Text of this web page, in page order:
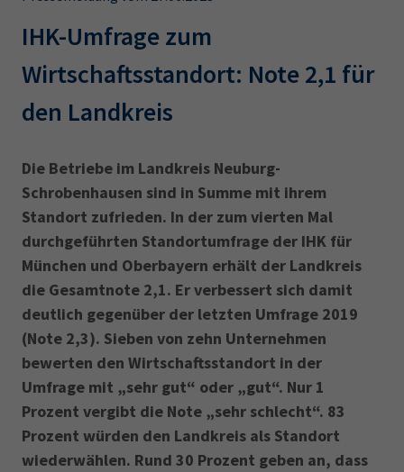
Leichte Sprache
IHK regional
Karriere
Presse
EN
IHK Akademie
Magazin Log-in
AdA
34d
Prüfungstermine
Wirtschaftsfachwirt
34f
Sachkundeprüfung
Berichtsheft
AEVO
34i
Betriebswirt
IHK-Umfrage zum
Wirtschaftsstandort: Note 2,1 für
den Landkreis
Die Betriebe im Landkreis Neuburg-
Schrobenhausen sind in Summe mit ihrem
Standort zufrieden. In der zum vierten Mal
durchgeführten Standortumfrage der IHK für
München und Oberbayern erhält der Landkreis
die Gesamtnote 2,1. Er verbessert sich damit
deutlich gegenüber der letzten Umfrage 2019
(Note 2,3). Sieben von zehn Unternehmen
bewerten den Wirtschaftsstandort in der
Umfrage mit „sehr gut“ oder „gut“. Nur 1
Prozent vergibt die Note „sehr schlecht“. 83
Prozent würden den Landkreis als Standort
wiederwählen. Rund 30 Prozent geben an, dass